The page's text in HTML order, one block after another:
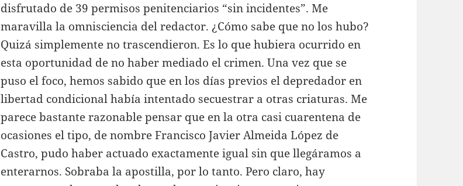
disfrutado de 39 permisos penitenciarios “sin incidentes”. Me
maravilla la omnisciencia del redactor. ¿Cómo sabe que no los hubo?
Quizá simplemente no trascendieron. Es lo que hubiera ocurrido en
esta oportunidad de no haber mediado el crimen. Una vez que se
puso el foco, hemos sabido que en los días previos el depredador en
libertad condicional había intentado secuestrar a otras criaturas. Me
parece bastante razonable pensar que en la otra casi cuarentena de
ocasiones el tipo, de nombre Francisco Javier Almeida López de
Castro, pudo haber actuado exactamente igual sin que llegáramos a
enterarnos. Sobraba la apostilla, por lo tanto. Pero claro, hay